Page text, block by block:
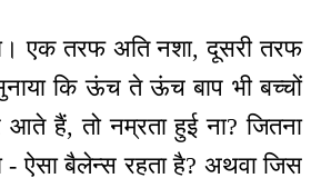
एक तरफ अति नशा, दूसरी तरफ
कि ऊंच ते ऊंच बाप भी बच्चों
हैं, तो नम्रता हुई ना? जितना
ऐसा बैलेन्स रहता है? अथवा जिस